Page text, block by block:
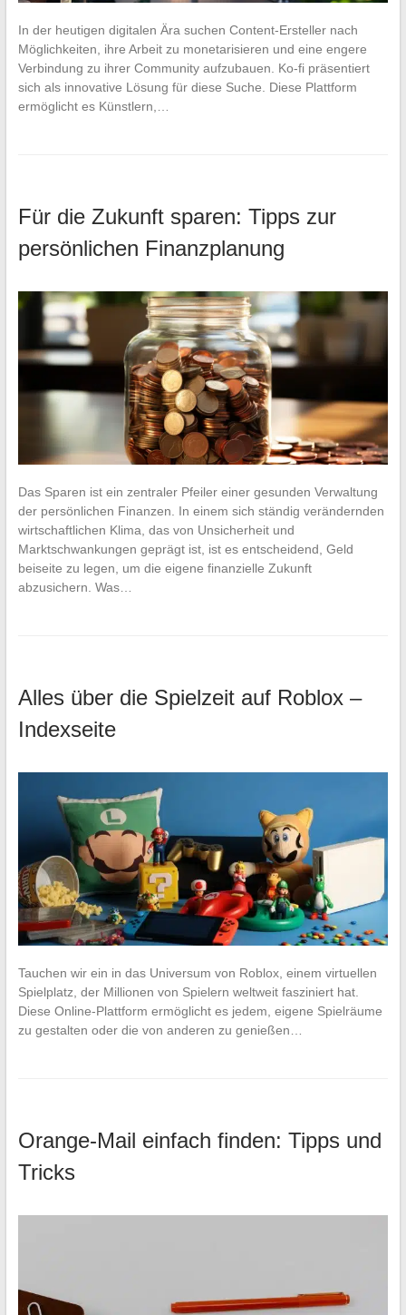
In der heutigen digitalen Ära suchen Content-Ersteller nach
Möglichkeiten, ihre Arbeit zu monetarisieren und eine engere
Verbindung zu ihrer Community aufzubauen. Ko-fi präsentiert
sich als innovative Lösung für diese Suche. Diese Plattform
ermöglicht es Künstlern,…
Für die Zukunft sparen: Tipps zur
persönlichen Finanzplanung
Das Sparen ist ein zentraler Pfeiler einer gesunden Verwaltung
der persönlichen Finanzen. In einem sich ständig verändernden
wirtschaftlichen Klima, das von Unsicherheit und
Marktschwankungen geprägt ist, ist es entscheidend, Geld
beiseite zu legen, um die eigene finanzielle Zukunft
abzusichern. Was…
Alles über die Spielzeit auf Roblox –
Indexseite
Tauchen wir ein in das Universum von Roblox, einem virtuellen
Spielplatz, der Millionen von Spielern weltweit fasziniert hat.
Diese Online-Plattform ermöglicht es jedem, eigene Spielräume
zu gestalten oder die von anderen zu genießen…
Orange-Mail einfach finden: Tipps und
Tricks